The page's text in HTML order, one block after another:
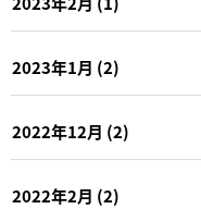
2023年1月 (2)
2022年12月 (2)
2022年2月 (2)